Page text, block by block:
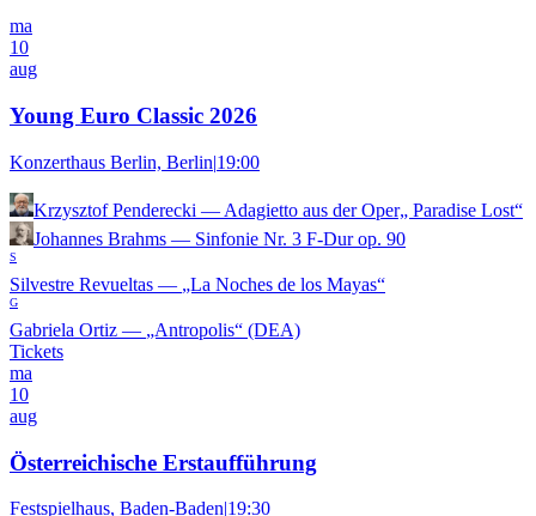
ma
10
aug
Young Euro Classic 2026
Konzerthaus Berlin, Berlin|19:00
Krzysztof Penderecki — Adagietto aus der Oper„ Paradise Lost“
Johannes Brahms — Sinfonie Nr. 3 F-Dur op. 90
S
Silvestre Revueltas — „La Noches de los Mayas“
G
Gabriela Ortiz — „Antropolis“ (DEA)
Tickets
ma
10
aug
Österreichische Erstaufführung
Festspielhaus, Baden-Baden|19:30